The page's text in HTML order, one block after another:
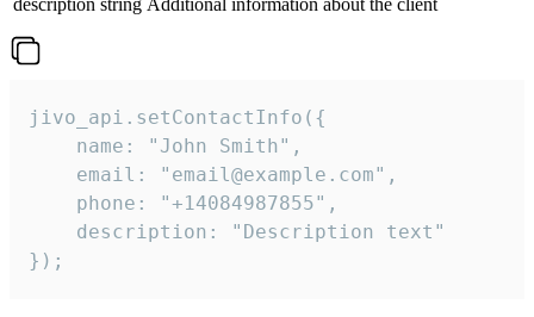
description string Additional information about the client
jivo_api.setContactInfo({
    name: "John Smith",
    email: "email@example.com",
    phone: "+14084987855",
    description: "Description text"
});